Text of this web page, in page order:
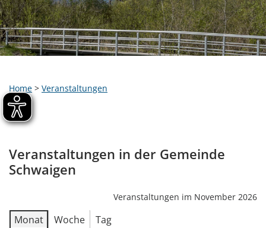
Home > Veranstaltungen
Veranstaltungen in der Gemeinde
Schwaigen
Veranstaltungen im November 2026
Monat Woche Tag